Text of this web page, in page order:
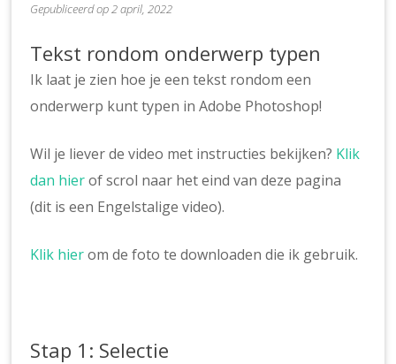
Gepubliceerd op 2 april, 2022
Tekst rondom onderwerp typen
Ik laat je zien hoe je een tekst rondom een
onderwerp kunt typen in Adobe Photoshop!
Wil je liever de video met instructies bekijken? Klik
dan hierof scrol naar het eind van deze pagina
(dit is een Engelstalige video).
Klik hierom de foto te downloaden die ik gebruik.
Stap 1: Selectie